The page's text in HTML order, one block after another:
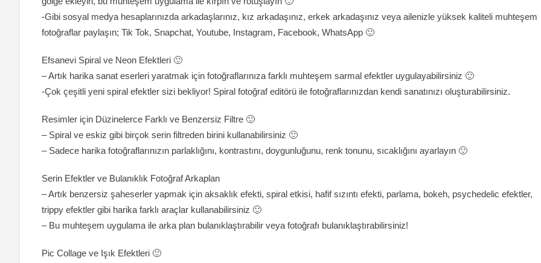
-Gibi sosyal medya hesaplarınızda arkadaşlarınız, kız arkadaşınız, erkek arkadaşınız veya ailenizle yüksek kaliteli muhteşem
fotoğraflar paylaşın; Tik Tok, Snapchat, Youtube, Instagram, Facebook, WhatsApp 🙂
Efsanevi Spiral ve Neon Efektleri 🙂
– Artık harika sanat eserleri yaratmak için fotoğraflarınıza farklı muhteşem sarmal efektler uygulayabilirsiniz 🙂
-Çok çeşitli yeni spiral efektler sizi bekliyor! Spiral fotoğraf editörü ile fotoğraflarınızdan kendi sanatınızı oluşturabilirsiniz.
Resimler için Düzinelerce Farklı ve Benzersiz Filtre 🙂
– Spiral ve eskiz gibi birçok serin filtreden birini kullanabilirsiniz 🙂
– Sadece harika fotoğraflarınızın parlaklığını, kontrastını, doygunluğunu, renk tonunu, sıcaklığını ayarlayın 🙂
Serin Efektler ve Bulanıklık Fotoğraf Arkaplan
– Artık benzersiz şaheserler yapmak için aksaklık efekti, spiral etkisi, hafif sızıntı efekti, parlama, bokeh, psychedelic efektler,
trippy efektler gibi harika farklı araçlar kullanabilirsiniz 🙂
– Bu muhteşem uygulama ile arka plan bulanıklaştırabilir veya fotoğrafı bulanıklaştırabilirsiniz!
Pic Collage ve Işık Efektleri 🙂